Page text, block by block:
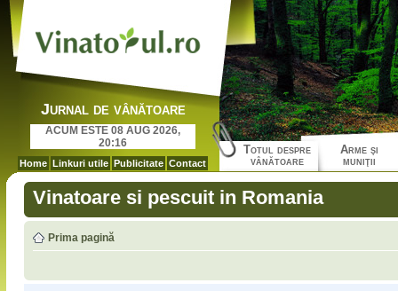
Jurnal de vânătoare
ACUM ESTE 08 AUG 2026,
20:16
Home Linkuri utile Publicitate Contact
Totul despre
vânătoare
Arme şi
muniţii
Vinatoare si pescuit in Romania
Prima pagină